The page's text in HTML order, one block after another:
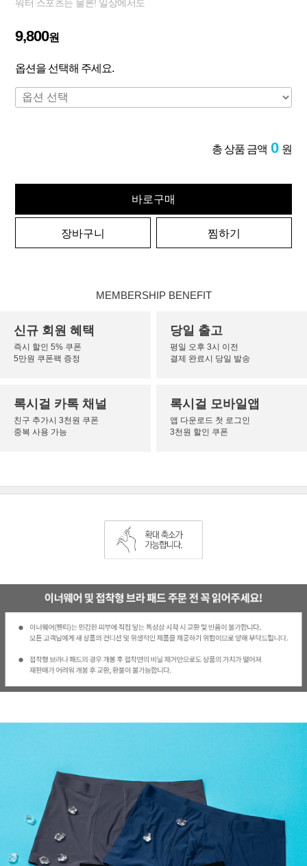
워터 스포츠는 물론! 일상에서도
9,800원
옵션을 선택해 주세요.
총 상품 금액 0 원
바로구매
장바구니 찜하기
MEMBERSHIP BENEFIT
신규 회원 혜택
즉시 할인 5% 쿠폰
5만원 쿠폰팩 증정
당일 출고
평일 오후 3시 이전
결제 완료시 당일 발송
록시걸 카톡 채널
친구 추가시 3천원 쿠폰
중복 사용 가능
록시걸 모바일앱
앱 다운로드 첫 로그인
3천원 할인 쿠폰